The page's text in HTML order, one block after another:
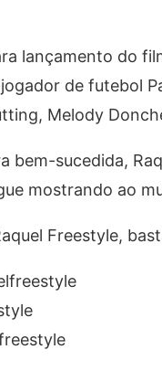
lançamento do
de futebol
Melody
bem-sucedida,
mostrando ao
Freestyle,